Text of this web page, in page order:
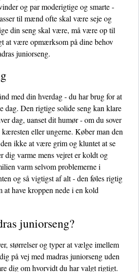
og par moderigtige og smarte -
til mænd ofte skal være seje og
din seng skal være, må være op til
at være opmærksom på dine behov
juniorseng.
med din hverdag - du har brug for at
dag. Den rigtige solide seng kan klare
dag, uanset dit humør - om du sover
eller ungerne. Køber man den
ikke at være grim og kluntet at se
dig varme mens vejret er koldt og
varm selvom problemerne i
og så vigtigst af alt - den føles rigtig
at have kroppen nede i en kold
juniorseng?
størrelser og typer at vælge imellem
på vej med madras juniorseng uden
dig om hvorvidt du har valgt rigtigt.